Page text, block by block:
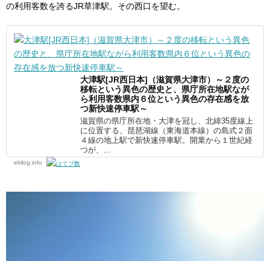
の利用客数を誇るJR草津駅。その西口を望む。
大津駅[JR西日本]（滋賀県大津市）～２度の
移転という異色の歴史と、県庁所在地駅なが
ら利用客数県内６位という異色の存在感を放
つ新快速停車駅～
滋賀県の県庁所在地・大津を冠し、北緯35度線上
に位置する、琵琶湖線（東海道本線）の島式２面
４線の地上駅で新快速停車駅。開業から１世紀経
つが、...
ekilog.info